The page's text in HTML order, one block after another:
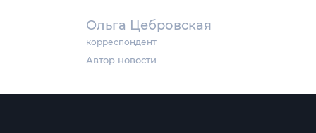
Ольга Цебровская
корреспондент
Автор новости